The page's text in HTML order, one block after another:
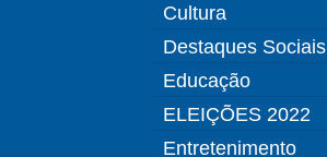
Cultura
Destaques Sociais
Educação
ELEIÇÕES 2022
Entretenimento